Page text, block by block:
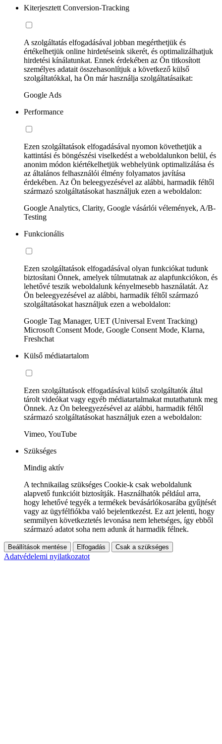
Kiterjesztett Conversion-Tracking
A szolgáltatás elfogadásával jobban megérthetjük és
értékelhetjük online hirdetéseink sikerét, és optimalizálhatjuk
hirdetési kínálatunkat. Ennek érdekében az Ön titkosított
személyes adatait összehasonlítjuk a következő külső
szolgáltatókkal, ha Ön már használja szolgáltatásaikat:
Google Ads
Performance
Ezen szolgáltatások elfogadásával nyomon követhetjük a
kattintási és böngészési viselkedést a weboldalunkon belül, és
anonim módon kiértékelhetjük webhelyünk optimalizálása és
az általános felhasználói élmény folyamatos javítása
érdekében. Az Ön beleegyezésével az alábbi, harmadik féltől
származó szolgáltatásokat használjuk ezen a weboldalon:
Google Analytics, Clarity, Google vásárlói vélemények, A/B-
Testing
Funkcionális
Ezen szolgáltatások elfogadásával olyan funkciókat tudunk
biztosítani Önnek, amelyek túlmutatnak az alapfunkciókon, és
lehetővé teszik weboldalunk kényelmesebb használatát. Az
Ön beleegyezésével az alábbi, harmadik féltől származó
szolgáltatásokat használjuk ezen a weboldalon:
Google Tag Manager, UET (Universal Event Tracking)
Microsoft Consent Mode, Google Consent Mode, Klarna,
Freshchat
Külső médiatartalom
Ezen szolgáltatások elfogadásával külső szolgáltatók által
tárolt videókat vagy egyéb médiatartalmakat mutathatunk meg
Önnek. Az Ön beleegyezésével az alábbi, harmadik féltől
származó szolgáltatásokat használjuk ezen a weboldalon:
Vimeo, YouTube
Szükséges
Mindig aktív
A technikailag szükséges Cookie-k csak weboldalunk
alapvető funkcióit biztosítják. Használhatók például arra,
hogy lehetővé tegyék a termékek bevásárlókosarába gyűjtését
vagy az ügyfélfiókba való bejelentkezést. Ez azt jelenti, hogy
semmilyen következtetés levonása nem lehetséges, így ebből
származó adatot soha nem adunk át harmadik félnek.
Beállítások mentése Elfogadás Csak a szükséges
Adatvédelemi nyilatkozatot